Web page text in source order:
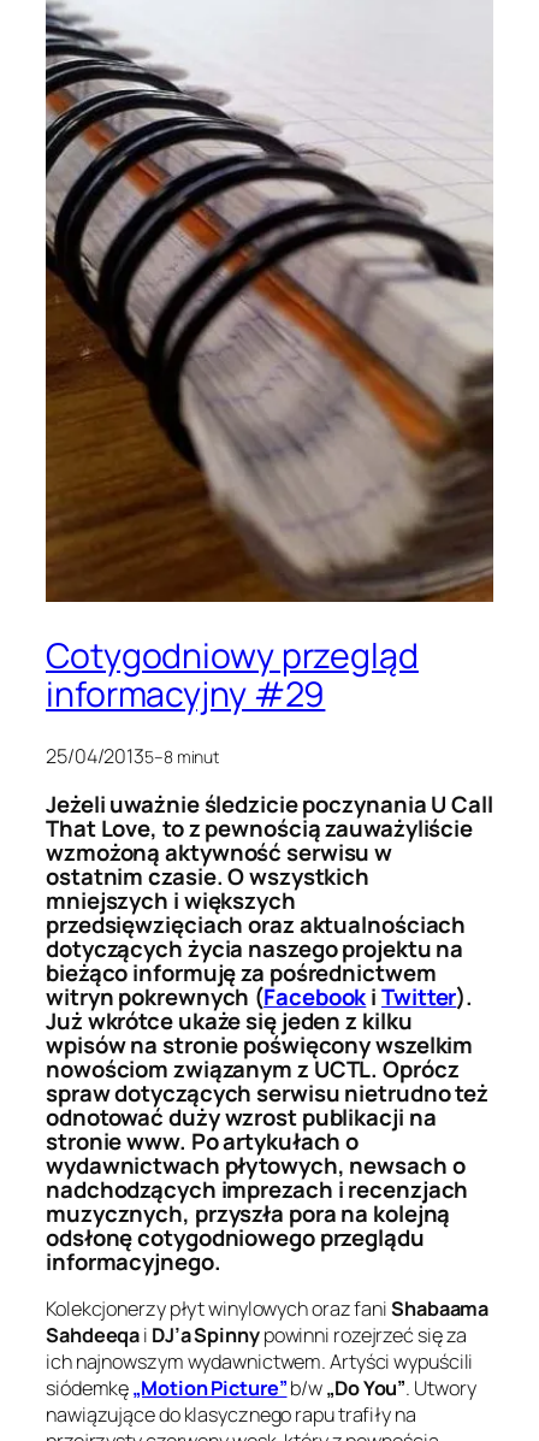
Cotygodniowy przegląd
informacyjny #29
25/04/20135–8 minut
Jeżeli uważnie śledzicie poczynania U Call
That Love, to z pewnością zauważyliście
wzmożoną aktywność serwisu w
ostatnim czasie. O wszystkich
mniejszych i większych
przedsięwzięciach oraz aktualnościach
dotyczących życia naszego projektu na
bieżąco informuję za pośrednictwem
witryn pokrewnych (FacebookiTwitter).
Już wkrótce ukaże się jeden z kilku
wpisów na stronie poświęcony wszelkim
nowościom związanym z UCTL. Oprócz
spraw dotyczących serwisu nietrudno też
odnotować duży wzrost publikacji na
stronie www. Po artykułach o
wydawnictwach płytowych, newsach o
nadchodzących imprezach i recenzjach
muzycznych, przyszła pora na kolejną
odsłonę cotygodniowego przeglądu
informacyjnego.
Kolekcjonerzy płyt winylowych oraz faniShabaama
Sahdeeqai DJ’a Spinnypowinni rozejrzeć się za
ich najnowszym wydawnictwem. Artyści wypuścili
siódemkę„Motion Picture”b/w„Do You”. Utwory
nawiązujące do klasycznego rapu trafiły na